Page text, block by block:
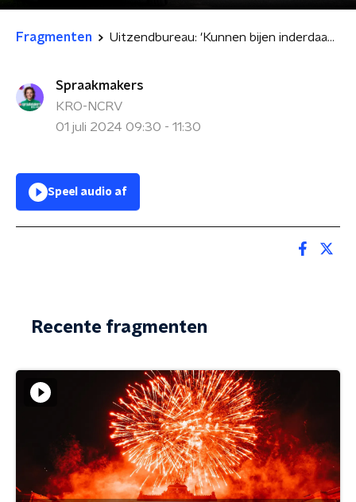
Fragmenten Uitzendbureau: 'Kunnen bijen inderdaad voetballen?'
Spraakmakers
KRO-NCRV
01 juli 2024 09:30 - 11:30
Speel audio af
Recente fragmenten